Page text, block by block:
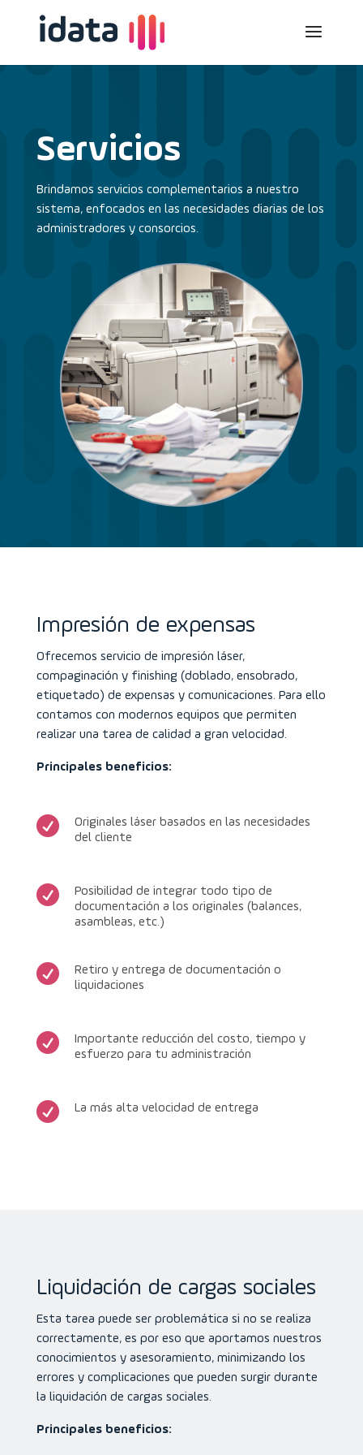
Servicios
Brindamos servicios complementarios a nuestro
sistema, enfocados en las necesidades diarias de los
administradores y consorcios.
Impresión de expensas
Ofrecemos servicio de impresión láser,
compaginación y finishing (doblado, ensobrado,
etiquetado) de expensas y comunicaciones. Para ello
contamos con modernos equipos que permiten
realizar una tarea de calidad a gran velocidad.
Principales beneficios:

Originales láser basados en las necesidades
del cliente

Posibilidad de integrar todo tipo de
documentación a los originales (balances,
asambleas, etc.)

Retiro y entrega de documentación o
liquidaciones

Importante reducción del costo, tiempo y
esfuerzo para tu administración
 La más alta velocidad de entrega
Liquidación de cargas sociales
Esta tarea puede ser problemática si no se realiza
correctamente, es por eso que aportamos nuestros
conocimientos y asesoramiento, minimizando los
errores y complicaciones que pueden surgir durante
la liquidación de cargas sociales.
Principales beneficios: